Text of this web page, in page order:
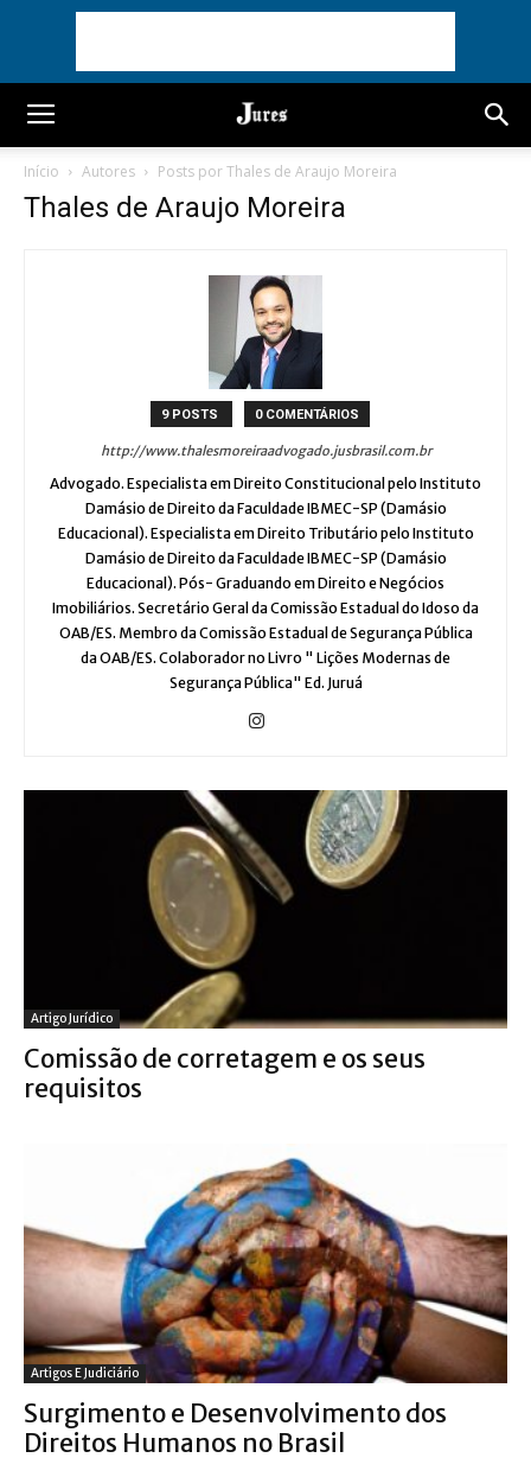
Início Autores Posts por Thales de Araujo Moreira
Thales de Araujo Moreira
9 POSTS 0 COMENTÁRIOS
http://www.thalesmoreiraadvogado.jusbrasil.com.br
Advogado. Especialista em Direito Constitucional pelo Instituto
Damásio de Direito da Faculdade IBMEC-SP (Damásio
Educacional). Especialista em Direito Tributário pelo Instituto
Damásio de Direito da Faculdade IBMEC-SP (Damásio
Educacional). Pós- Graduando em Direito e Negócios
Imobiliários. Secretário Geral da Comissão Estadual do Idoso da
OAB/ES. Membro da Comissão Estadual de Segurança Pública
da OAB/ES. Colaborador no Livro " Lições Modernas de
Segurança Pública" Ed. Juruá
Artigo Jurídico
Comissão de corretagem e os seus
requisitos
Artigos E Judiciário
Surgimento e Desenvolvimento dos
Direitos Humanos no Brasil